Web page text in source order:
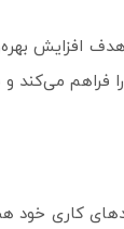
افزایش
می‌کند
کاری